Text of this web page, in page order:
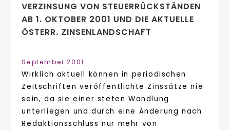
VERZINSUNG VON STEUERRÜCKSTÄNDEN
AB 1. OKTOBER 2001 UND DIE AKTUELLE
ÖSTERR. ZINSENLANDSCHAFT
September 2001
Wirklich aktuell können in periodischen
Zeitschriften veröffentlichte Zinssätze nie
sein, da sie einer steten Wandlung
unterliegen und durch eine Änderung nach
Redaktionsschluss nur mehr von